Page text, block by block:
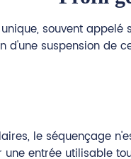
souvent
d'une suspension de
le séquençage
entrée utilisable